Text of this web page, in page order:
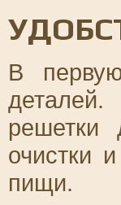
В
решетки
очистки
пищи.